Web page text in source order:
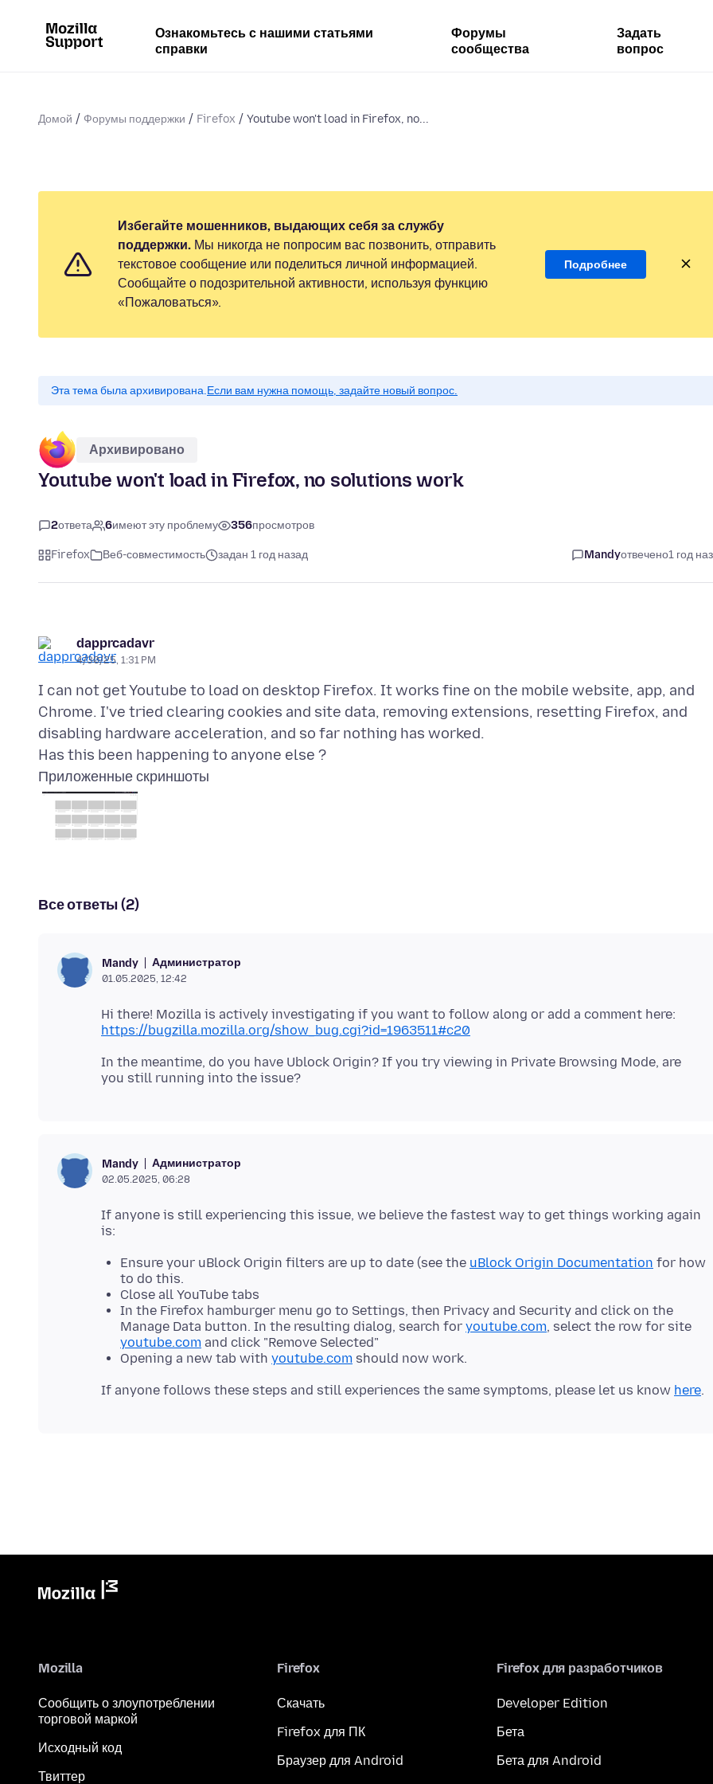
Ознакомьтесь с нашими статьями
справки
Форумы
сообщества
Задать
вопрос
Домой Форумы поддержки Firefox Youtube won't load in Firefox, no...
Избегайте мошенников, выдающих себя за службу
поддержки. Мы никогда не попросим вас позвонить, отправить
текстовое сообщение или поделиться личной информацией.
Сообщайте о подозрительной активности, используя функцию
«Пожаловаться».
Подробнее
Эта тема была архивирована.Если вам нужна помощь, задайте новый вопрос.
Архивировано
Youtube won't load in Firefox, no solutions work
2ответа 6имеют эту проблему 356просмотров
Firefox Веб-совместимость задан 1 год назад Mandyотвечено1 год
dapprcadavr
4/30/25, 1:31 PM
I can not get Youtube to load on desktop Firefox. It works fine on the mobile website, app, and
Chrome. I've tried clearing cookies and site data, removing extensions, resetting Firefox, and
disabling hardware acceleration, and so far nothing has worked.
Приложенные скриншоты
Все ответы (2)
Mandy Администратор
01.05.2025, 12:42
Hi there! Mozilla is actively investigating if you want to follow along or add a comment here:
https://bugzilla.mozilla.org/show_bug.cgi?id=1963511#c20
In the meantime, do you have Ublock Origin? If you try viewing in Private Browsing Mode, are
Mandy Администратор
02.05.2025, 06:28
If anyone is still experiencing this issue, we believe the fastest way to get things working again
Ensure your uBlock Origin filters are up to date (see the uBlock Origin Documentation for how
to do this.
Close all YouTube tabs
In the Firefox hamburger menu go to Settings, then Privacy and Security and click on the
Manage Data button. In the resulting dialog, search for youtube.com, select the row for site
youtube.com and click "Remove Selected"
Opening a new tab with youtube.com should now work.
If anyone follows these steps and still experiences the same symptoms, please let us know here
Mozilla
Сообщить о злоупотреблении
торговой маркой
Исходный код
Твиттер
Firefox
Скачать
Firefox для ПК
Браузер для Android
Firefox для разработчиков
Developer Edition
Бета
Бета для Android